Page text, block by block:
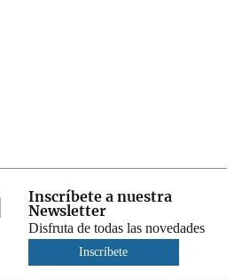
Inscríbete a nuestra
Newsletter
Disfruta de todas las novedades
Inscríbete